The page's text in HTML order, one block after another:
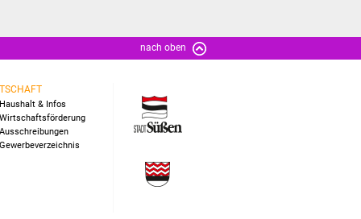
nach oben
Haushalt & Infos
Wirtschaftsförderung
Ausschreibungen
Gewerbeverzeichnis